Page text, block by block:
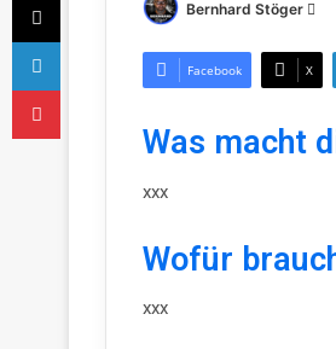
Bernhard Stöger
Facebook X
Was macht
xxx
Wofür
xxx